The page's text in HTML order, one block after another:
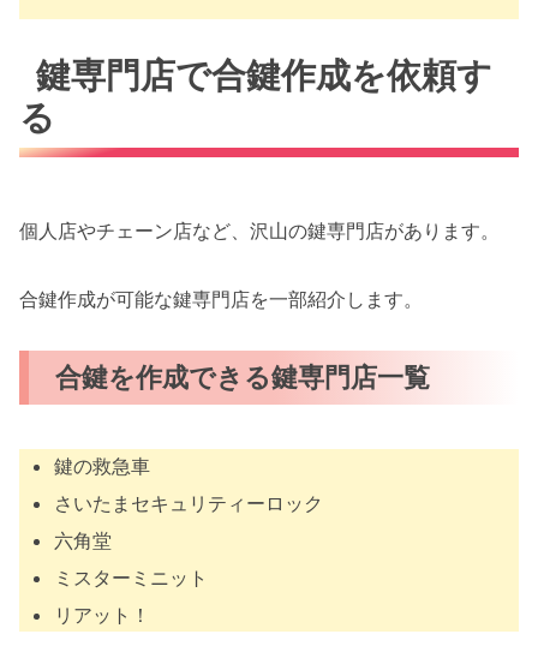
鍵専門店で合鍵作成を依頼す
る
個人店やチェーン店など、沢山の鍵専門店があります。
合鍵作成が可能な鍵専門店を一部紹介します。
合鍵を作成できる鍵専門店一覧
鍵の救急車
さいたまセキュリティーロック
六角堂
ミスターミニット
リアット！